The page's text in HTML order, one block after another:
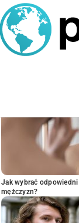
Jak wybrać
mężczyzn?